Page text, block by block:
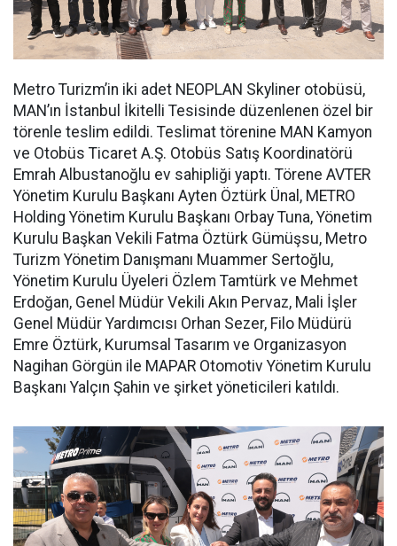
Metro Turizm’in iki adet NEOPLAN Skyliner otobüsü,
MAN’ın İstanbul İkitelli Tesisinde düzenlenen özel bir
törenle teslim edildi. Teslimat törenine MAN Kamyon
ve Otobüs Ticaret A.Ş. Otobüs Satış Koordinatörü
Emrah Albustanoğlu ev sahipliği yaptı. Törene AVTER
Yönetim Kurulu Başkanı Ayten Öztürk Ünal, METRO
Holding Yönetim Kurulu Başkanı Orbay Tuna, Yönetim
Kurulu Başkan Vekili Fatma Öztürk Gümüşsu, Metro
Turizm Yönetim Danışmanı Muammer Sertoğlu,
Yönetim Kurulu Üyeleri Özlem Tamtürk ve Mehmet
Erdoğan, Genel Müdür Vekili Akın Pervaz, Mali İşler
Genel Müdür Yardımcısı Orhan Sezer, Filo Müdürü
Emre Öztürk, Kurumsal Tasarım ve Organizasyon
Nagihan Görgün ile MAPAR Otomotiv Yönetim Kurulu
Başkanı Yalçın Şahin ve şirket yöneticileri katıldı.